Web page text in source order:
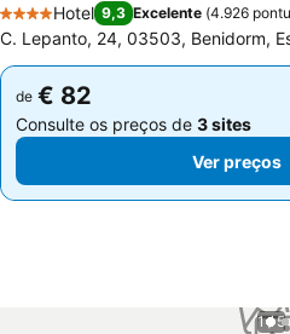
4 Estrelas
Hotel 9,3 Excelente (4.926
C. Lepanto, 24, 03503, Benidorm,
de € 82
Consulte os preços de 3 sites
Ver
de € 82
Consulte os preços de 3 sites
Ver preços
1 / 5